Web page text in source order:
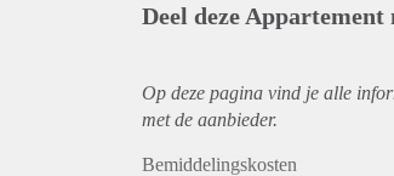
Deel deze
Op deze pagina vind je alle
met de aanbieder.
Bemiddelingskosten